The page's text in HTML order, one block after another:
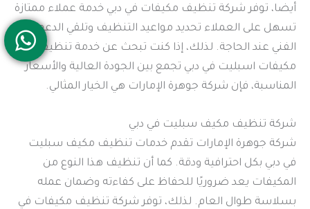
أيضا، توفر شركة تنظيف مكيفات في دبي خدمة عملاء ممتازة
تسهل على العملاء تحديد مواعيد التنظيف وتلقي الدعم
الفني عند الحاجة. لذلك، إذا كنت تبحث عن خدمة تنظيف
مكيفات اسبليت في دبي تجمع بين الجودة العالية والأسعار
المناسبة، فإن شركة جوهرة الإمارات هي الخيار المثالي.
شركة تنظيف مكيف سبليت في دبي
شركة جوهرة الإمارات تقدم خدمات تنظيف مكيف سبليت
في دبي بكل احترافية ودقة. كما أن تنظيف هذا النوع من
المكيفات يعد ضروريًا للحفاظ على كفاءته وضمان عمله
بسلاسة طوال العام. لذلك، توفر شركة تنظيف مكيفات في